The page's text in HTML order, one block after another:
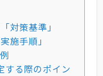
対策基準」
施手順」
する際のポイン